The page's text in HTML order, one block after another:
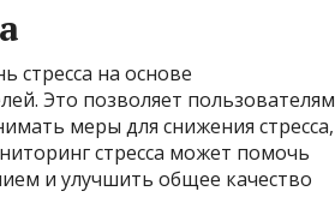
стресса на основе
Это позволяет пользователям
меры для снижения стресса,
стресса может помочь
и улучшить общее качество